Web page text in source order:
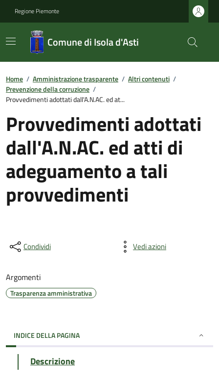
Regione Piemonte
Comune di Isola d'Asti
Home / Amministrazione trasparente / Altri contenuti /
Prevenzione della corruzione /
Provvedimenti adottati dall'A.N.AC. ed at...
Provvedimenti adottati
dall'A.N.AC. ed atti di
adeguamento a tali
provvedimenti
Condividi Vedi azioni
Argomenti
Trasparenza amministrativa
INDICE DELLA PAGINA
Descrizione